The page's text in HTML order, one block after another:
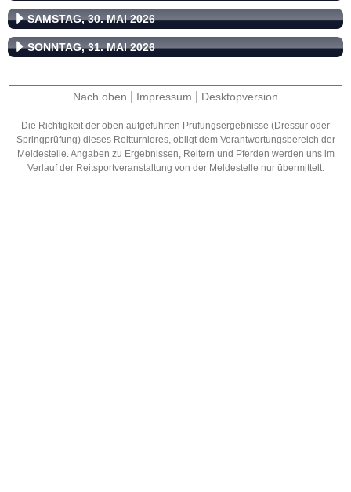
SAMSTAG, 30. MAI 2026
SONNTAG, 31. MAI 2026
Nach oben Impressum Desktopversion
Die Richtigkeit der oben aufgeführten Prüfungsergebnisse (Dressur oder
Springprüfung) dieses Reitturnieres, obligt dem Verantwortungsbereich der
Meldestelle. Angaben zu Ergebnissen, Reitern und Pferden werden uns im
Verlauf der Reitsportveranstaltung von der Meldestelle nur übermittelt.